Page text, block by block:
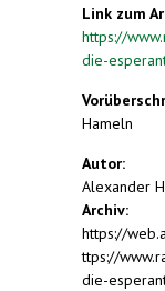
Link zum
https://
die-
Hameln
Autor:
Alexander
Archiv:
https://
ttps://
die-